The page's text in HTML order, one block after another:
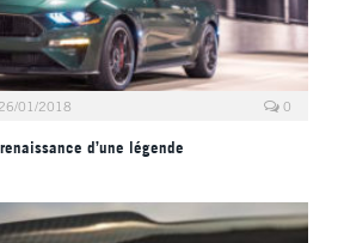
26/01/2018 0
d’une légende